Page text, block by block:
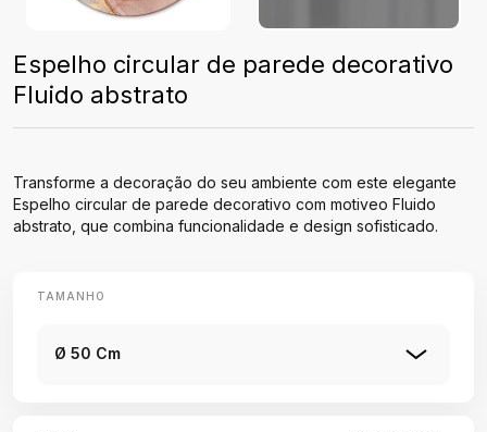
Espelho circular de parede decorativo
Fluido abstrato
Transforme a decoração do seu ambiente com este elegante
Espelho circular de parede decorativo com motiveo Fluido
abstrato, que combina funcionalidade e design sofisticado.
TAMANHO
Ø 50 Cm